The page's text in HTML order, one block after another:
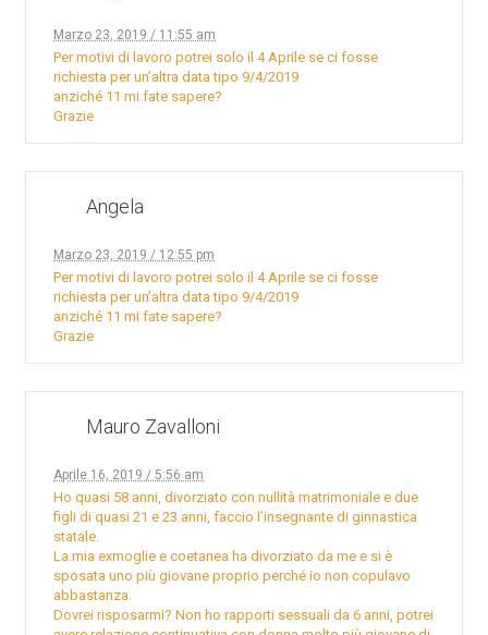
Marzo 23, 2019 / 11:55 am
Per motivi di lavoro potrei solo il 4 Aprile se ci fosse
richiesta per un’altra data tipo 9/4/2019
anziché 11 mi fate sapere?
Grazie
Angela
Marzo 23, 2019 / 12:55 pm
Per motivi di lavoro potrei solo il 4 Aprile se ci fosse
richiesta per un’altra data tipo 9/4/2019
anziché 11 mi fate sapere?
Grazie
Mauro Zavalloni
Aprile 16, 2019 / 5:56 am
Ho quasi 58 anni, divorziato con nullità matrimoniale e due
figli di quasi 21 e 23 anni, faccio l’insegnante di ginnastica
statale.
La.mia exmoglie e coetanea ha divorziato da me e si è
sposata uno più giovane proprio perché io non copulavo
abbastanza.
Dovrei risposarmi? Non ho rapporti sessuali da 6 anni, potrei